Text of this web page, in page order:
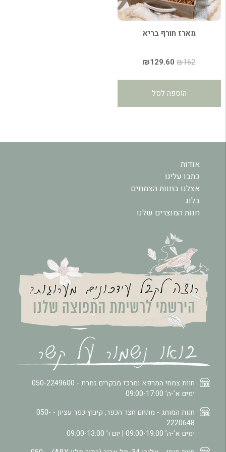
מארז חורף בריא
₪162
המחיר
₪162.
₪129.60
המחיר
הוספה לסל
חוות צמחי המרפא ומרכז מבקרים זמרת - 050-2249600
ימים א’-ה’ 09:00-17:00
חנות המותג - מתחם חצר הכפר, קיבוץ כפר עציון - 050-
2220648
ימים א’-ה’ 09:00-19:00 | יום ו’ 09:00-13:00
אודות
כתבו עלינו
אצלנו בחוות הצמחים
בלוג
חנות המוצרים שלנו